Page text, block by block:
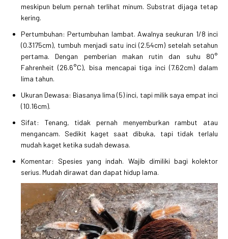
meskipun belum pernah terlihat minum. Substrat dijaga tetap
kering.
Pertumbuhan: Pertumbuhan lambat. Awalnya seukuran 1/8 inci
(0.3175cm), tumbuh menjadi satu inci (2.54cm) setelah setahun
pertama. Dengan pemberian makan rutin dan suhu 80°
Fahrenheit (26.6°C), bisa mencapai tiga inci (7.62cm) dalam
lima tahun.
Ukuran Dewasa: Biasanya lima (5) inci, tapi milik saya empat inci
(10.16cm).
Sifat: Tenang, tidak pernah menyemburkan rambut atau
mengancam. Sedikit kaget saat dibuka, tapi tidak terlalu
mudah kaget ketika sudah dewasa.
Komentar: Spesies yang indah. Wajib dimiliki bagi kolektor
serius. Mudah dirawat dan dapat hidup lama.